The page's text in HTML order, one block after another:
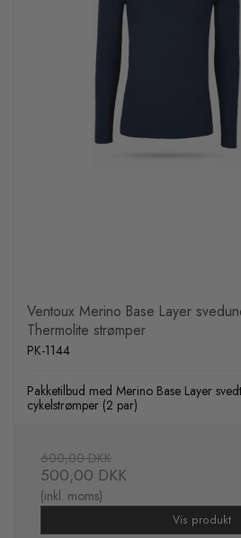
Ventoux Merino Base Layer
Thermolite strømper
PK-1144
Pakketilbud med Merino Base Layer
cykelstrømper (2 par)
600,00 DKK
500,00 DKK
(inkl. moms)
Vis produkt